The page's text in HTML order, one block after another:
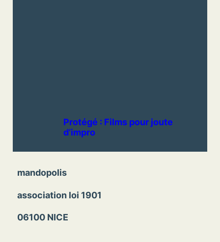
Protégé : Films pour joute
d’impro
mandopolis
association loi 1901
06100 NICE